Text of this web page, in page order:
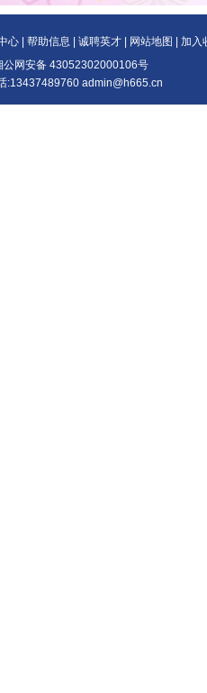
心 帮助信息 诚聘英才 网站地图
加入
公网安备 43052302000106号
:13437489760 admin@h665.cn